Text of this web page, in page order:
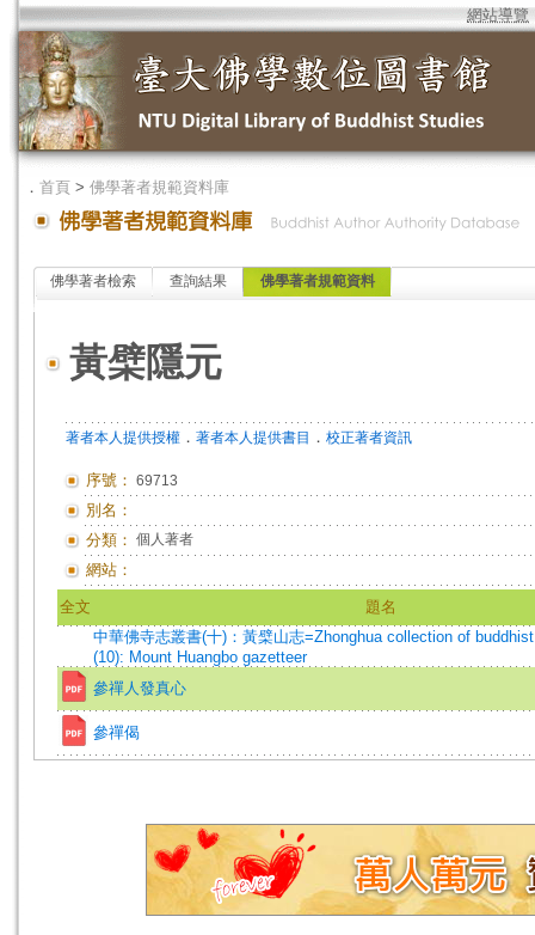
網站導覽
． 首頁 > 佛學著者規範資料庫
佛學著者檢索 查詢結果 佛學著者規範資料
黃檗隱元
著者本人提供授權 ． 著者本人提供書目 ． 校正著者資訊
序號： 69713
別名：
分類： 個人著者
網站：
全文
題名
中華佛寺志叢書(十)：黃檗山志=Zhonghua collection of
(10): Mount Huangbo gazetteer
參禪人發真心
參禪偈